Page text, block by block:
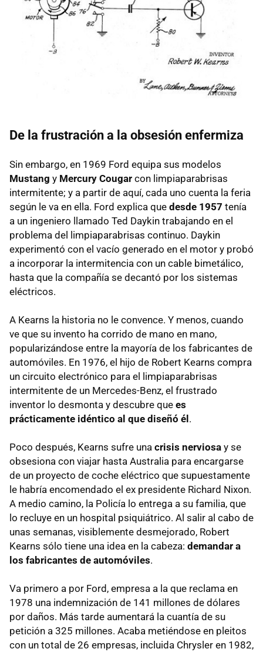
De la frustración a la obsesión enfermiza
Sin embargo, en 1969 Ford equipa sus modelos
Mustang y Mercury Cougar con limpiaparabrisas
intermitente; y a partir de aquí, cada uno cuenta la feria
según le va en ella. Ford explica que desde 1957 tenía
a un ingeniero llamado Ted Daykin trabajando en el
problema del limpiaparabrisas continuo. Daykin
experimentó con el vacío generado en el motor y probó
a incorporar la intermitencia con un cable bimetálico,
hasta que la compañía se decantó por los sistemas
eléctricos.
A Kearns la historia no le convence. Y menos, cuando
ve que su invento ha corrido de mano en mano,
popularizándose entre la mayoría de los fabricantes de
automóviles. En 1976, el hijo de Robert Kearns compra
un circuito electrónico para el limpiaparabrisas
intermitente de un Mercedes-Benz, el frustrado
inventor lo desmonta y descubre que es
prácticamente idéntico al que diseñó él .
Poco después, Kearns sufre una crisis nerviosa y se
obsesiona con viajar hasta Australia para encargarse
de un proyecto de coche eléctrico que supuestamente
le habría encomendado el ex presidente Richard Nixon.
A medio camino, la Policía lo entrega a su familia, que
lo recluye en un hospital psiquiátrico. Al salir al cabo de
unas semanas, visiblemente desmejorado, Robert
Kearns sólo tiene una idea en la cabeza: demandar a
los fabricantes de automóviles.
Va primero a por Ford, empresa a la que reclama en
1978 una indemnización de 141 millones de dólares
por daños. Más tarde aumentará la cuantía de su
petición a 325 millones. Acaba metiéndose en pleitos
con un total de 26 empresas, incluida Chrysler en 1982,